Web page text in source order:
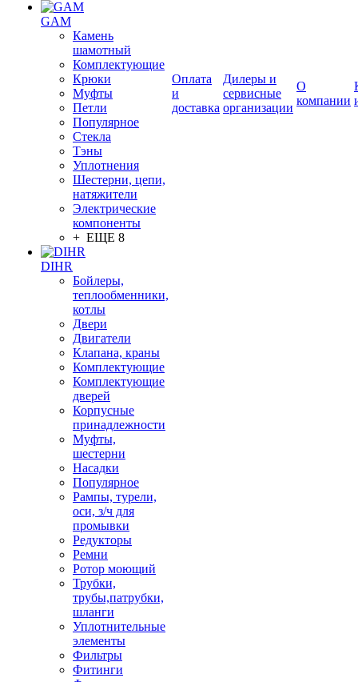
GAM
Камень
шамотный
Комплектующие
Крюки
Муфты
Петли
Популярное
Стекла
Тэны
Уплотнения
Шестерни, цепи,
натяжители
Электрические
компоненты
+ ЕЩЕ 8
DIHR
Бойлеры,
теплообменники,
котлы
Двери
Двигатели
Клапана, краны
Комплектующие
Комплектующие
дверей
Корпусные
принадлежности
Муфты,
шестерни
Насадки
Популярное
Рампы, турели,
оси, з/ч для
промывки
Редукторы
Ремни
Ротор моющий
Трубки,
трубы,патрубки,
шланги
Уплотнительные
элементы
Фильтры
Фитинги
Оплата
и
доставка
Дилеры и
сервисные
организации
О
компании